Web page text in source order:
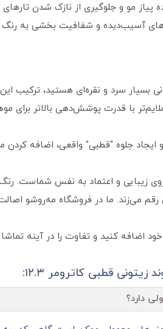
پیاز مو و جلوگیری از نازک شدن تارهای
بسیار سرد و نقره‌ای هستید،
با قدرت پوشش‌دهی بالاتر
ایجاد جلوه "قطبی" واقعی، اضافه کردن
زیبایی و اعتماد به‌ نفس شماست. رنگ
رقم می‌زند. ما در فروشگاه مه‌روشو
اضافه کنید و تفاوت را در آینه
قطبی کاترومر ۱۲.۳:
دارد؟